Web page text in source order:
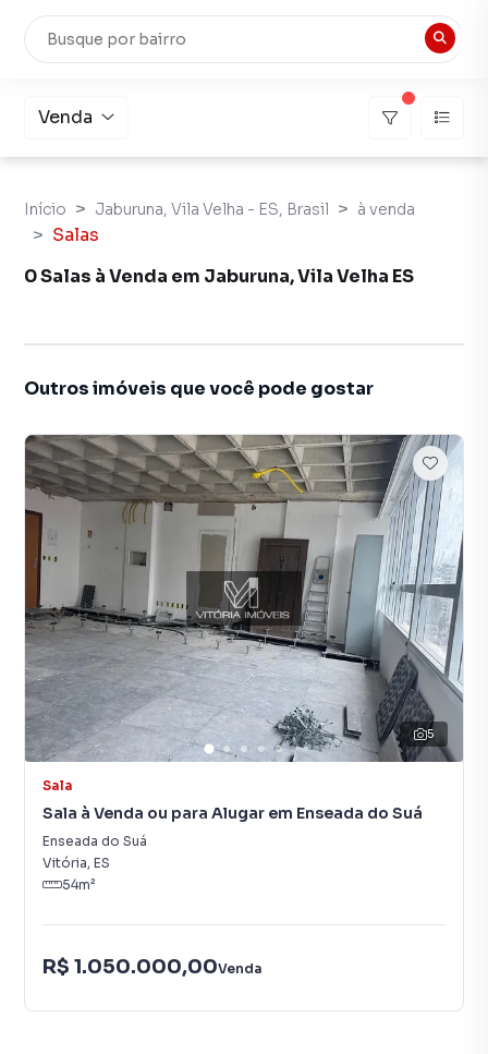
Venda
Início Jaburuna, Vila Velha - ES, Brasil à venda
Salas
0 Salas à Venda em Jaburuna, Vila Velha ES
Outros imóveis que você pode gostar
5
Sala
Sala à Venda ou para Alugar em Enseada do Suá
Enseada do Suá
Vitória, ES
54m²
R$ 1.050.000,00Venda